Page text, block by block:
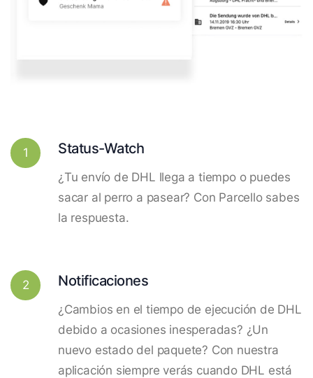
1 Status-Watch
¿Tu envío de DHL llega a tiempo o puedes
sacar al perro a pasear? Con Parcello sabes
la respuesta.
2 Notificaciones
¿Cambios en el tiempo de ejecución de DHL
debido a ocasiones inesperadas? ¿Un
nuevo estado del paquete? Con nuestra
aplicación siempre verás cuando DHL está